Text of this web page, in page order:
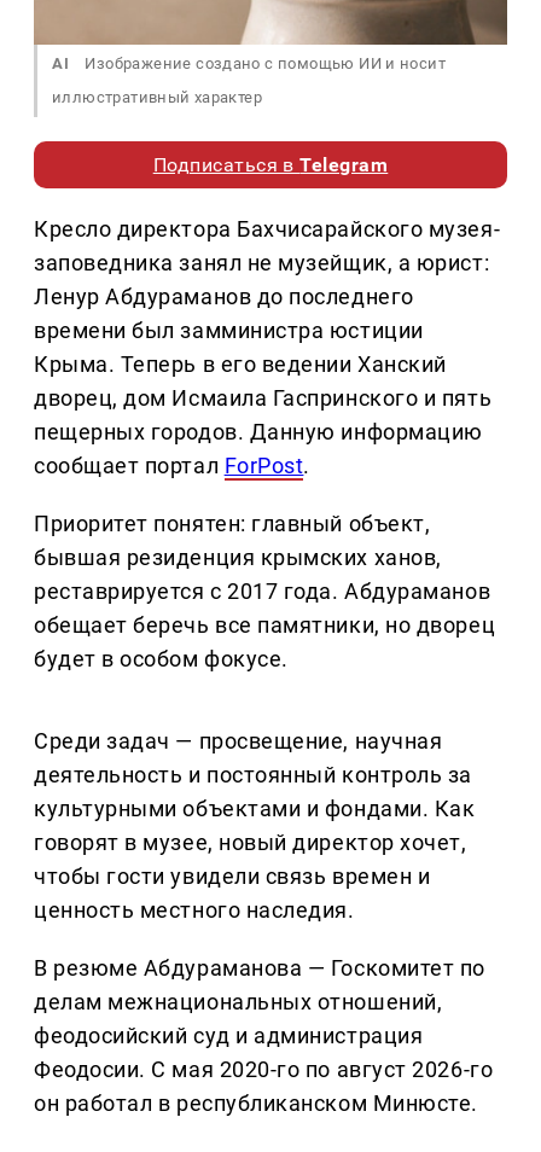
AI
Изображение создано с помощью ИИ и носит
иллюстративный характер
Подписаться вTelegram
Кресло директора Бахчисарайского музея-
заповедника занял не музейщик, а юрист:
Ленур Абдураманов до последнего
времени был замминистра юстиции
Крыма. Теперь в его ведении Ханский
дворец, дом Исмаила Гаспринского и пять
пещерных городов. Данную информацию
сообщает портал ForPost.
Приоритет понятен: главный объект,
бывшая резиденция крымских ханов,
реставрируется с 2017 года. Абдураманов
обещает беречь все памятники, но дворец
будет в особом фокусе.
Среди задач — просвещение, научная
деятельность и постоянный контроль за
культурными объектами и фондами. Как
говорят в музее, новый директор хочет,
чтобы гости увидели связь времен и
ценность местного наследия.
В резюме Абдураманова — Госкомитет по
делам межнациональных отношений,
феодосийский суд и администрация
Феодосии. С мая 2020-го по август 2026-го
он работал в республиканском Минюсте.